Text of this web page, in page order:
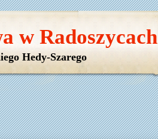
w Radoszycach
Hedy-Szarego